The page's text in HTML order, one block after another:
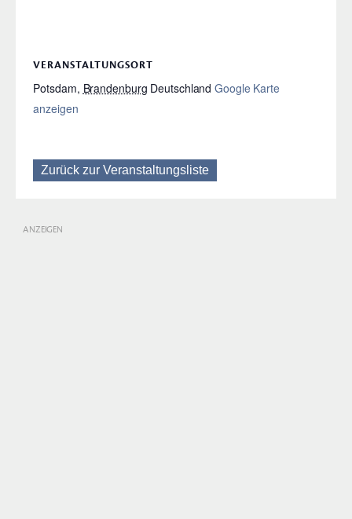
VERANSTALTUNGSORT
Potsdam, Brandenburg Deutschland Google Karte
anzeigen
Zurück zur Veranstaltungsliste
ANZEIGEN